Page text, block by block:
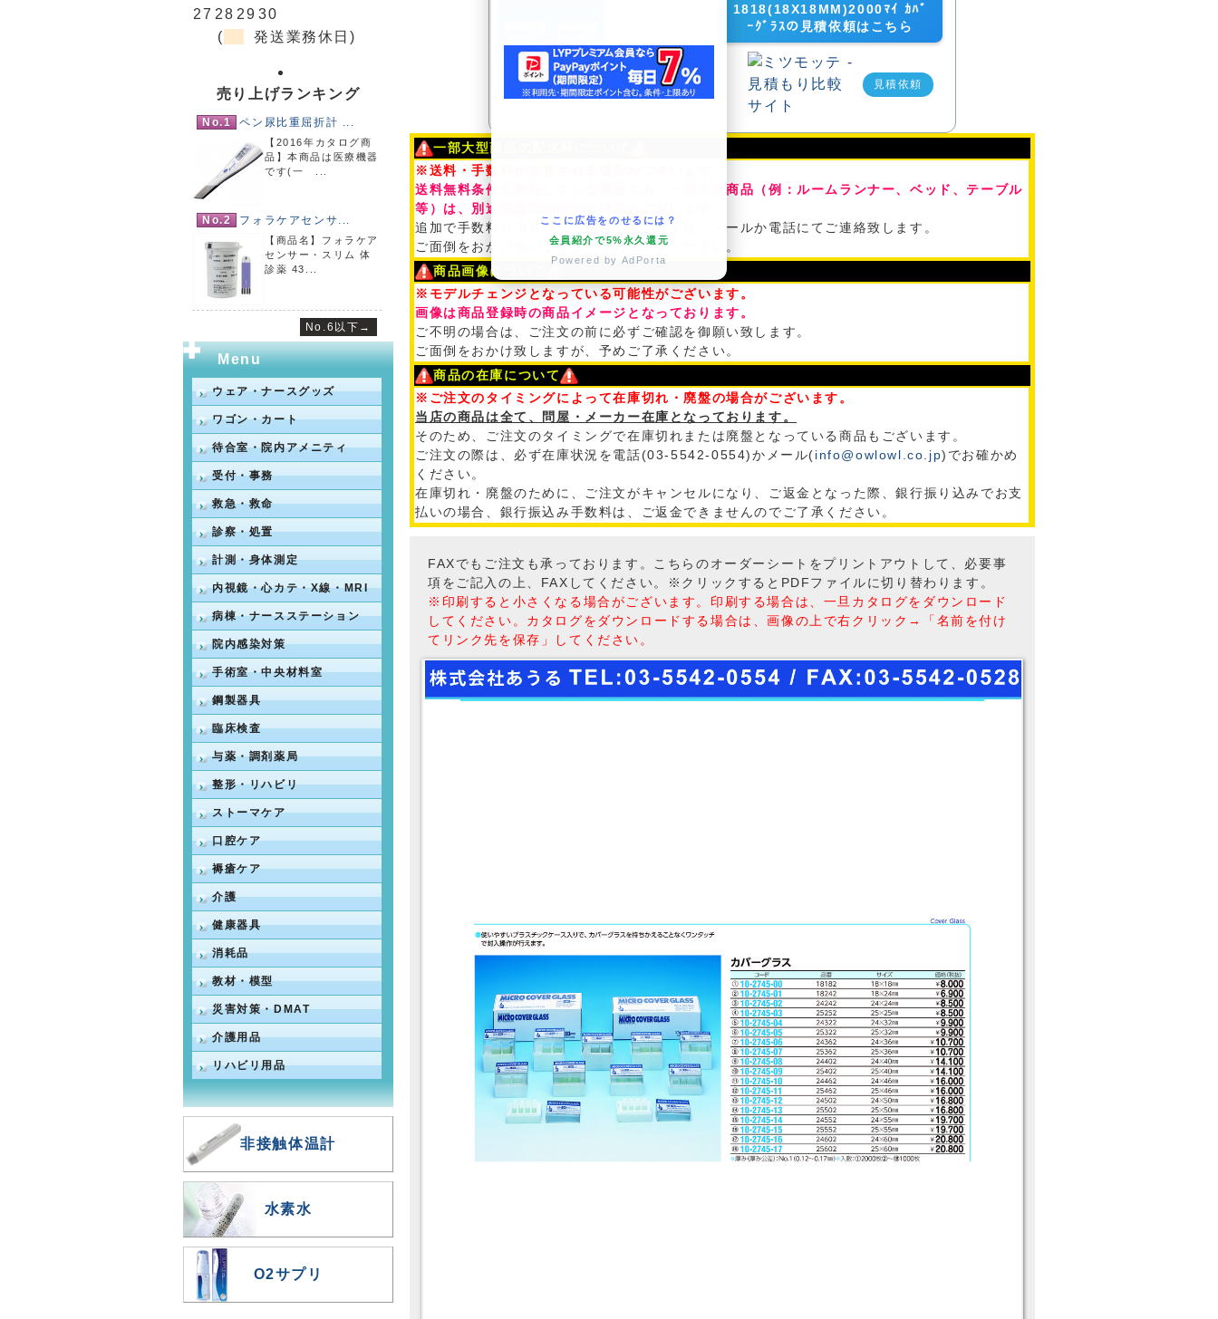
1818(18X18MM)2000ﾏｲ ｶﾊﾞ
ｰｸﾞﾗｽの見積依頼はこちら
見積依頼
一部大型商品の配送料について
※送料・手数料が加算される場合がございます。
送料無料条件を満たしている商品でも、一部大型商品（例：ルームランナー、ベッド、テーブル
等）は、別途配送料がかかる場合もございます。
追加で手数料が加算される場合は、ご注文後、メールか電話にてご連絡致します。
ご面倒をおかけ致しますが、予めご了承ください。
商品画像について
※モデルチェンジとなっている可能性がございます。
画像は商品登録時の商品イメージとなっております。
ご不明の場合は、ご注文の前に必ずご確認を御願い致します。
ご面倒をおかけ致しますが、予めご了承ください。
商品の在庫について
※ご注文のタイミングによって在庫切れ・廃盤の場合がございます。
当店の商品は全て、問屋・メーカー在庫となっております。
そのため、ご注文のタイミングで在庫切れまたは廃盤となっている商品もございます。
ご注文の際は、必ず在庫状況を電話(03-5542-0554)かメール(info@owlowl.co.jp)でお確かめ
ください。
在庫切れ・廃盤のために、ご注文がキャンセルになり、ご返金となった際、銀行振り込みでお支
払いの場合、銀行振込み手数料は、ご返金できませんのでご了承ください。
FAXでもご注文も承っております。こちらのオーダーシートをプリントアウトして、必要事
項をご記入の上、FAXしてください。※クリックするとPDFファイルに切り替わります。
※印刷すると小さくなる場合がございます。印刷する場合は、一旦カタログをダウンロード
してください。カタログをダウンロードする場合は、画像の上で右クリック→「名前を付け
てリンク先を保存」してください。
27 28 29 30
(
発送業務休日)
売り上げランキング
No.1 ペン尿比重屈折計 ...
【2016年カタログ商
品】本商品は医療機器
です(一 ...
No.2 フォラケアセンサ...
【商品名】フォラケア
センサー・スリム 体
診薬 43...
No.6以下→
Menu
ウェア・ナースグッズ
ワゴン・カート
待合室・院内アメニティ
受付・事務
救急・救命
診察・処置
計測・身体測定
内視鏡・心カテ・X線・MRI
病棟・ナースステーション
院内感染対策
手術室・中央材料室
鋼製器具
臨床検査
与薬・調剤薬局
整形・リハビリ
ストーマケア
口腔ケア
褥瘡ケア
介護
健康器具
消耗品
教材・模型
災害対策・DMAT
介護用品
リハビリ用品
非接触体温計
水素水
O2サプリ
ここに広告をのせるには？
会員紹介で5%永久還元
Powered by AdPorta